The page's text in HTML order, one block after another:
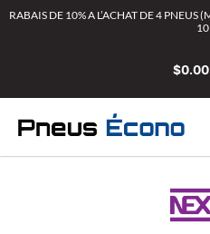
AllerRABAIS DE 10% A L’ACHAT DE 4
10
$0.00